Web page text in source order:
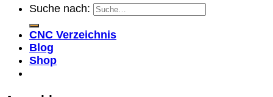
Suche nach:
CNC Verzeichnis
Blog
Shop